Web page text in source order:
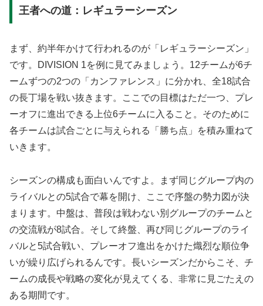
王者への道：レギュラーシーズン
まず、約半年かけて行われるのが「レギュラーシーズン」
です。DIVISION 1を例に見てみましょう。12チームが6チ
ームずつの2つの「カンファレンス」に分かれ、全18試合
の長丁場を戦い抜きます。ここでの目標はただ一つ、プレ
ーオフに進出できる上位6チームに入ること。そのために
各チームは試合ごとに与えられる「勝ち点」を積み重ねて
いきます。
シーズンの構成も面白いんですよ。まず同じグループ内の
ライバルとの5試合で幕を開け、ここで序盤の勢力図が決
まります。中盤は、普段は戦わない別グループのチームと
の交流戦が8試合。そして終盤、再び同じグループのライ
バルと5試合戦い、プレーオフ進出をかけた熾烈な順位争
いが繰り広げられるんです。長いシーズンだからこそ、チ
ームの成長や戦略の変化が見えてくる、非常に見ごたえの
ある期間です。